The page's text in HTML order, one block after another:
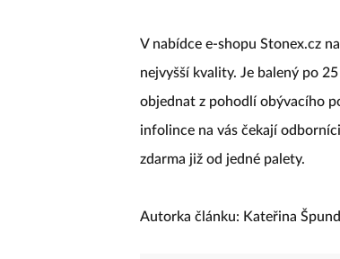
V nabídce e-shopu Stonex.cz
nejvyšší kvality. Je balený po
objednat z pohodlí obývacího
infolince na vás čekají
zdarma již od jedné palety.
Autorka článku: Kateřina